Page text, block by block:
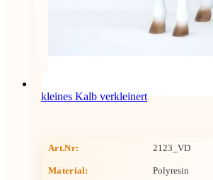
kleines Kalb verkleinert
Art.Nr: 2123_VD
Material: Polyresin